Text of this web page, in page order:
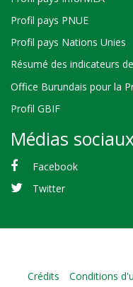
Profil pays PNUE
Profil pays Nations Unies
Résumé des indicateurs
Office Burundais pour la
Profil GBIF
Médias
Facebook
Twitter
Crédits Conditions